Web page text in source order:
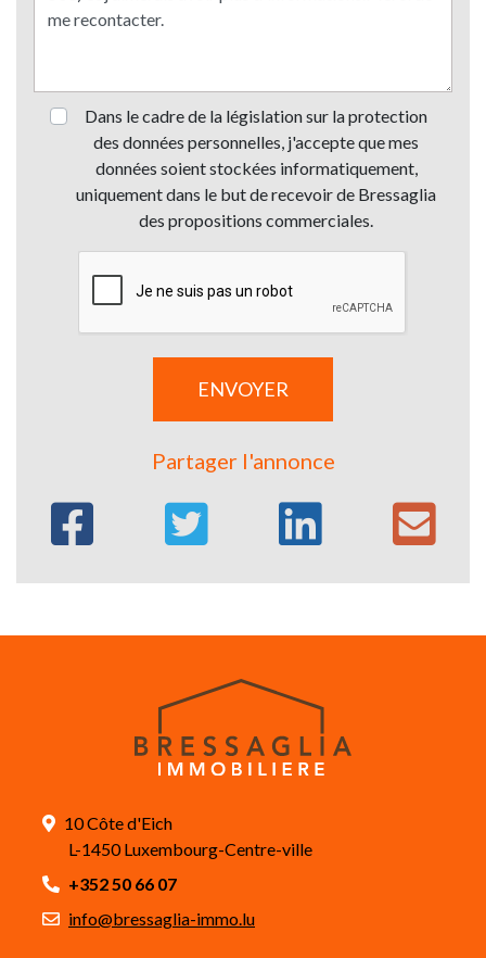
Dans le cadre de la législation sur la protection
des données personnelles, j'accepte que mes
données soient stockées informatiquement,
uniquement dans le but de recevoir de Bressaglia
des propositions commerciales.
Partager l'annonce
10 Côte d'Eich
L-1450 Luxembourg-Centre-ville
+352 50 66 07
info@bressaglia-immo.lu